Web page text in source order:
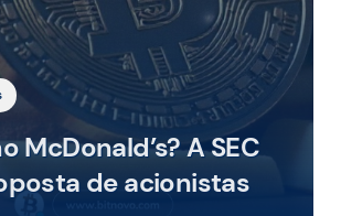
McDonald’s? A SEC
de acionistas